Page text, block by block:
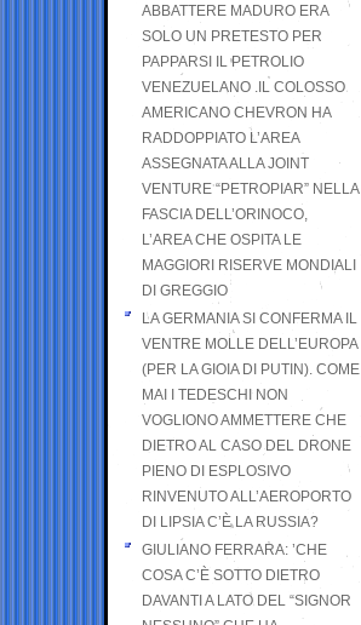
ABBATTERE MADURO ERA
SOLO UN PRETESTO PER
PAPPARSI IL PETROLIO
VENEZUELANO .IL COLOSSO
AMERICANO CHEVRON HA
RADDOPPIATO L’AREA
ASSEGNATA ALLA JOINT
VENTURE “PETROPIAR” NELLA
FASCIA DELL’ORINOCO,
L’AREA CHE OSPITA LE
MAGGIORI RISERVE MONDIALI
DI GREGGIO
LA GERMANIA SI CONFERMA IL
VENTRE MOLLE DELL’EUROPA
(PER LA GIOIA DI PUTIN). COME
MAI I TEDESCHI NON
VOGLIONO AMMETTERE CHE
DIETRO AL CASO DEL DRONE
PIENO DI ESPLOSIVO
RINVENUTO ALL’AEROPORTO
DI LIPSIA C’È LA RUSSIA?
GIULIANO FERRARA: ’CHE
COSA C’È SOTTO DIETRO
DAVANTI A LATO DEL “SIGNOR